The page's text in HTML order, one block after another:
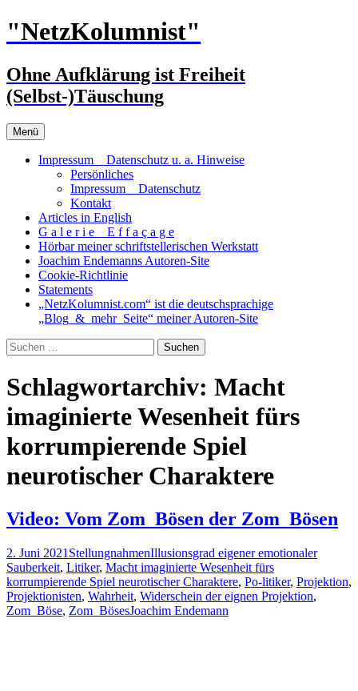
Zum
Inhalt
"NetzKolumnist"
Ohne Aufklärung ist Freiheit
(Selbst-)Täuschung
Menü
Impressum _ Datenschutz u. a. Hinweise
Persönliches
Impressum _ Datenschutz
Kontakt
Articles in English
G a l e r i e _ E f f a ç a g e
Hörbar meiner schriftstellerischen Werkstatt
Joachim Endemanns Autoren-Site
Cookie-Richtlinie
Statements
„NetzKolumnist.com“ ist die deutschsprachige
„Blog_&_mehr_Seite“ meiner Autoren-Site
Suchen
nach:
Schlagwortarchiv: Macht
imaginierte Wesenheit fürs
korrumpierende Spiel
neurotischer Charaktere
Video: Vom Zom_Bösen der Zom_Bösen
2. Juni 2021 StellungnahmenIllusionsgrad eigener emotionaler
Sauberkeit, Litiker, Macht imaginierte Wesenheit fürs
korrumpierende Spiel neurotischer Charaktere, Po-litiker, Projektion,
Projektionisten, Wahrheit, Widerschein der eignen Projektion,
Zom_Böse, Zom_BösesJoachim Endemann